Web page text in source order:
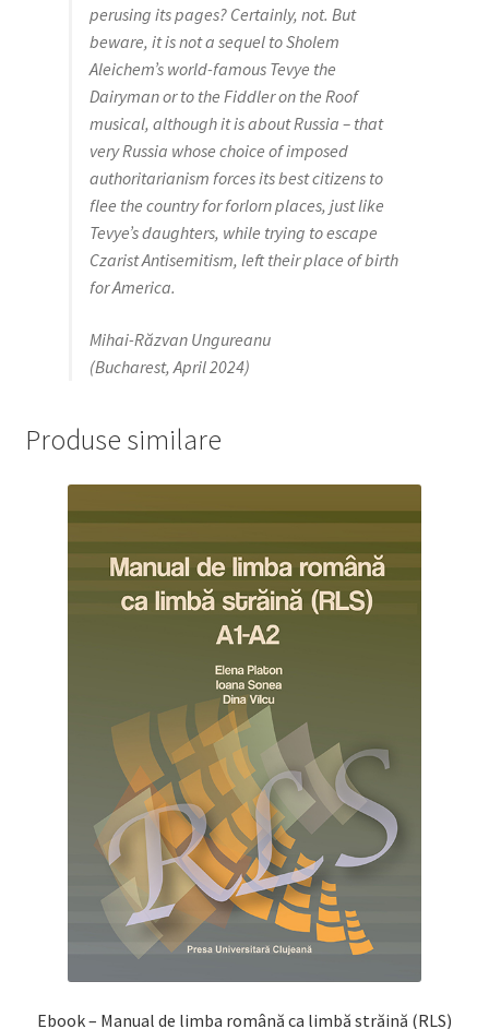
perusing its pages? Certainly, not. But
beware, it is not a sequel to Sholem
Aleichem’s world-famous Tevye the
Dairyman or to the Fiddler on the Roof
musical, although it is about Russia – that
very Russia whose choice of imposed
authoritarianism forces its best citizens to
flee the country for forlorn places, just like
Tevye’s daughters, while trying to escape
Czarist Antisemitism, left their place of birth
for America.
Mihai-Răzvan Ungureanu
(Bucharest, April 2024)
Produse similare
Ebook – Manual de limba română ca limbă străină (RLS)